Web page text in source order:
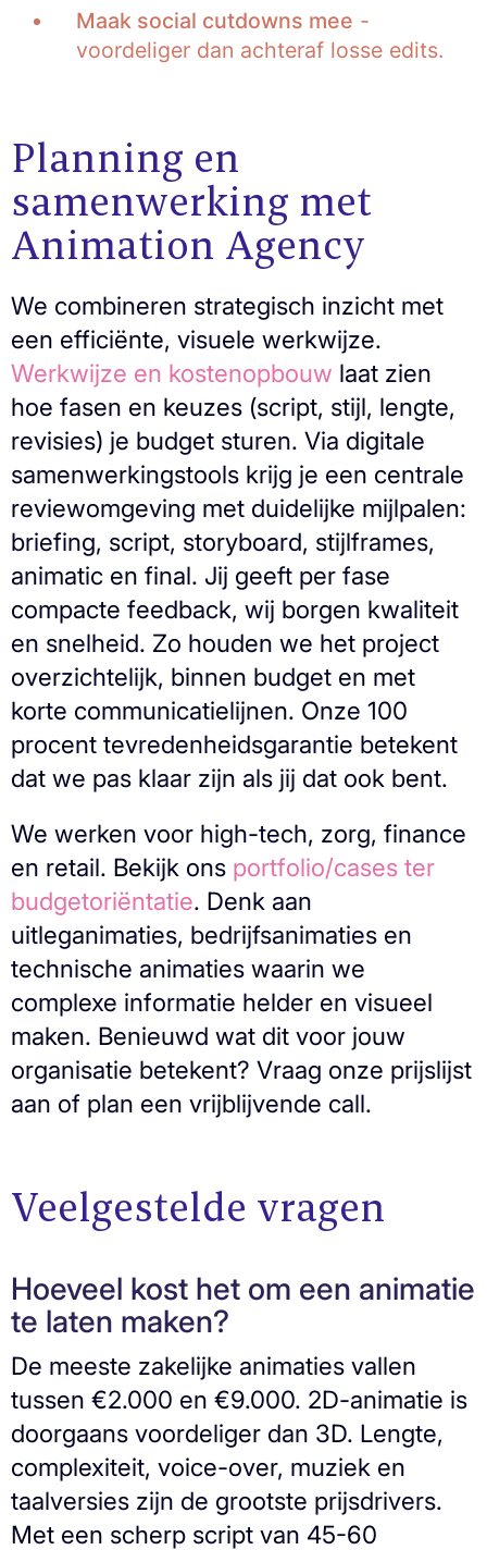
Maak social cutdowns mee -
voordeliger dan achteraf losse edits.
Planning en
samenwerking met
Animation Agency
We combineren strategisch inzicht met
een efficiënte, visuele werkwijze.
Werkwijze en kostenopbouw laat zien
hoe fasen en keuzes (script, stijl, lengte,
revisies) je budget sturen. Via digitale
samenwerkingstools krijg je een centrale
reviewomgeving met duidelijke mijlpalen:
briefing, script, storyboard, stijlframes,
animatic en final. Jij geeft per fase
compacte feedback, wij borgen kwaliteit
en snelheid. Zo houden we het project
overzichtelijk, binnen budget en met
korte communicatielijnen. Onze 100
procent tevredenheidsgarantie betekent
dat we pas klaar zijn als jij dat ook bent.
We werken voor high-tech, zorg, finance
en retail. Bekijk ons portfolio/cases ter
budgetoriëntatie. Denk aan
uitleganimaties, bedrijfsanimaties en
technische animaties waarin we
complexe informatie helder en visueel
maken. Benieuwd wat dit voor jouw
organisatie betekent? Vraag onze prijslijst
aan of plan een vrijblijvende call.
Veelgestelde vragen
Hoeveel kost het om een animatie
te laten maken?
De meeste zakelijke animaties vallen
tussen €2.000 en €9.000. 2D-animatie is
doorgaans voordeliger dan 3D. Lengte,
complexiteit, voice-over, muziek en
taalversies zijn de grootste prijsdrivers.
Met een scherp script van 45-60